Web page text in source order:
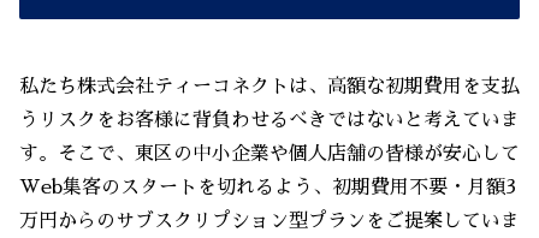
私たち株式会社ティーコネクトは、高額な初期費用を支払
うリスクをお客様に背負わせるべきではないと考えていま
す。そこで、東区の中小企業や個人店舗の皆様が安心して
Web集客のスタートを切れるよう、初期費用不要・月額3
万円からのサブスクリプション型プランをご提案していま